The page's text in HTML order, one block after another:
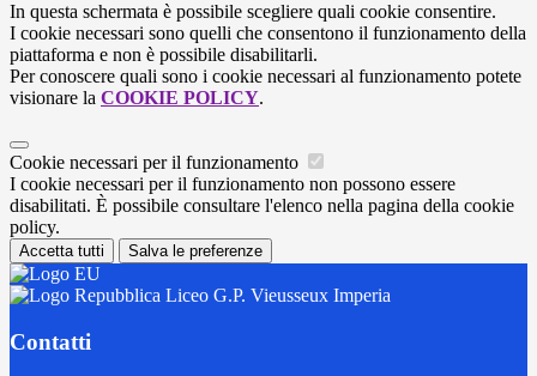
In questa schermata è possibile scegliere quali cookie consentire.
I cookie necessari sono quelli che consentono il funzionamento della
piattaforma e non è possibile disabilitarli.
Per conoscere quali sono i cookie necessari al funzionamento potete
visionare la COOKIE POLICY.
Cookie necessari per il funzionamento
I cookie necessari per il funzionamento non possono essere
disabilitati. È possibile consultare l'elenco nella pagina della cookie
policy.
Accetta tutti Salva le preferenze
Liceo G.P. Vieusseux Imperia
Contatti